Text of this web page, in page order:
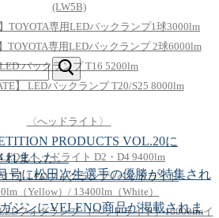
(LW5B)
TOYOTA専用LEDバックランプ1球3000lm
TOYOTA専用LEDバックランプ 2球6000lm
LED バックランプ T16 5200lm
】 LEDバックランプ T20/S25 8000lm
〈へッドライト〉
化ヘッドライト D2・D4 9400lm
】LEDフォグランプ / ヘッドライト
（Yellow）/ 13400lm（White）
フォグランプ （ヘッドライト）16000lmイ
PRODUCTS VOL.20に
れました。
号に松田次生選手の優勝が特集され
ジンにVELENO商品が掲載されま